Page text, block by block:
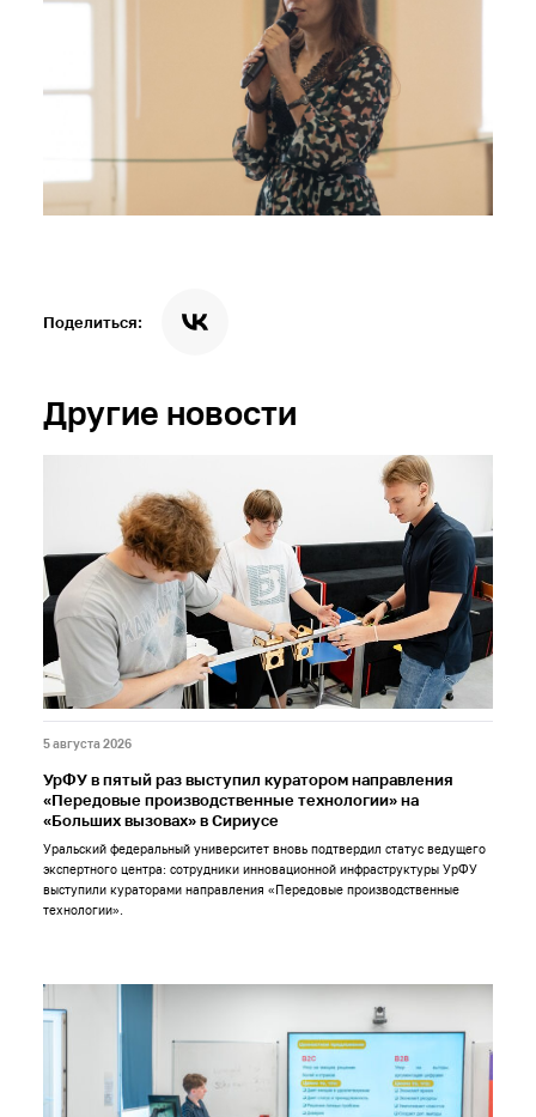
Поделиться:
Другие новости
5 августа 2026
УрФУ в пятый раз выступил куратором направления
«Передовые производственные технологии» на
«Больших вызовах» в Сириусе
Уральский федеральный университет вновь подтвердил статус ведущего
экспертного центра: сотрудники инновационной инфраструктуры УрФУ
выступили кураторами направления «Передовые производственные
технологии».